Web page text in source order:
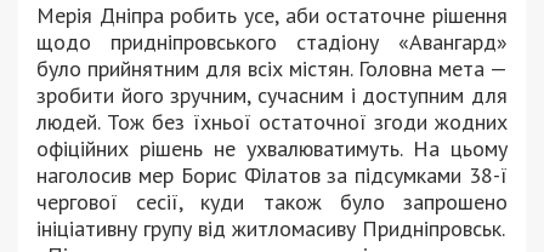
Мерія Дніпра робить усе, аби остаточне рішення
щодо придніпровського стадіону «Авангард»
було прийнятним для всіх містян. Головна мета —
зробити його зручним, сучасним і доступним для
людей. Тож без їхньої остаточної згоди жодних
офіційних рішень не ухвалюватимуть. На цьому
наголосив мер Борис Філатов за підсумками 38-ї
чергової сесії, куди також було запрошено
ініціативну групу від житломасиву Придніпровськ.